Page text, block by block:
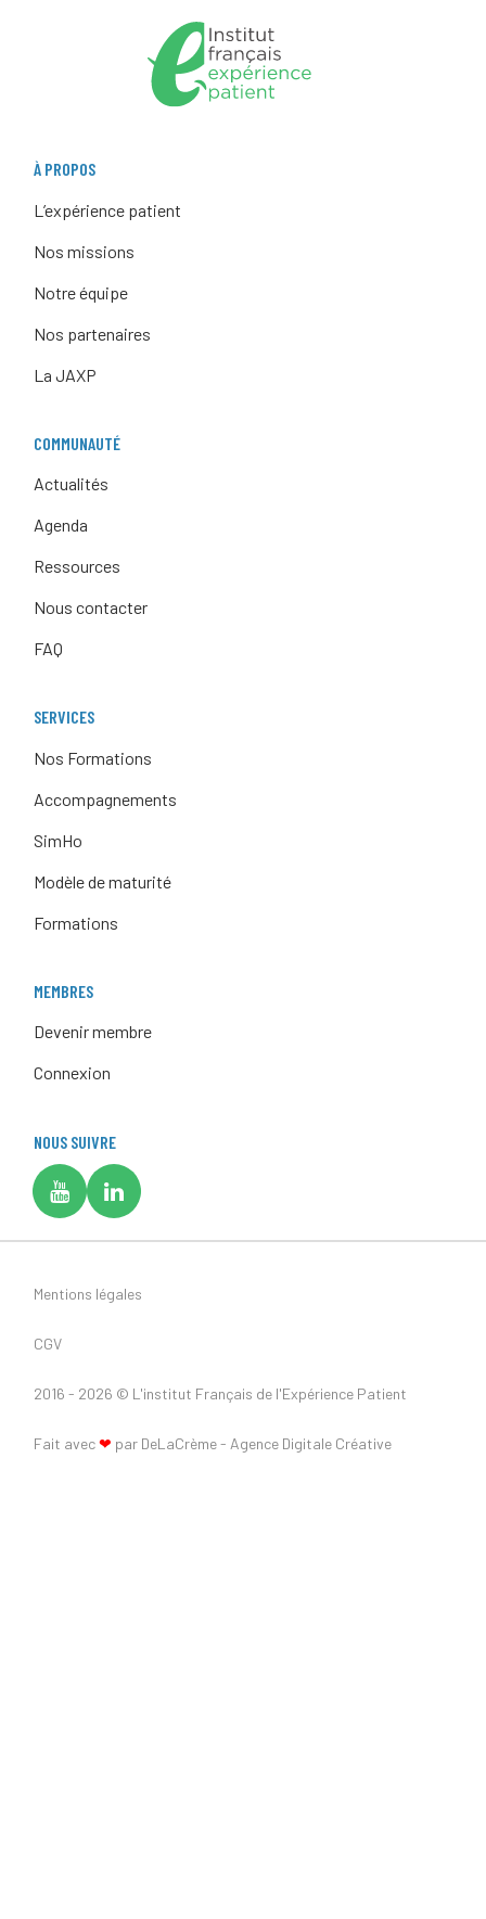
À PROPOS
L’expérience patient
Nos missions
Notre équipe
Nos partenaires
La JAXP
COMMUNAUTÉ
Actualités
Agenda
Ressources
Nous contacter
FAQ
SERVICES
Nos Formations
Accompagnements
SimHo
Modèle de maturité
Formations
MEMBRES
Devenir membre
Connexion
NOUS SUIVRE
Fait avec❤ par DeLaCrème - Agence Digitale Créative
Mentions légales
CGV
2016 - 2026 © L'institut Français de l'Expérience Patient